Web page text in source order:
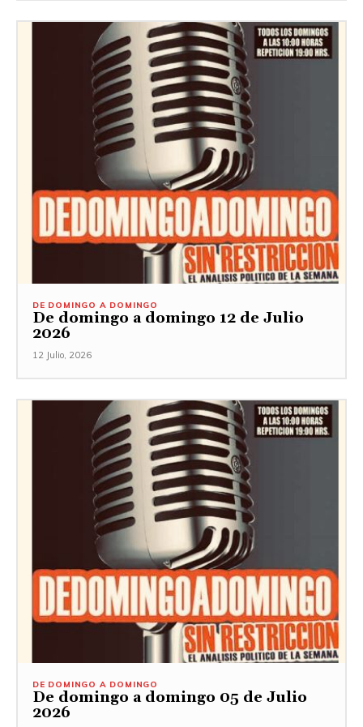
DE DOMINGO A DOMINGO
De domingo a domingo 12 de Julio
2026
12 Julio, 2026
DE DOMINGO A DOMINGO
De domingo a domingo 05 de Julio
2026